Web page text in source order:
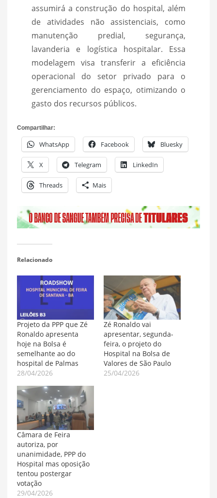
assumirá a construção do hospital, além
de atividades não assistenciais, como
manutenção predial, segurança,
lavanderia e logística hospitalar. Essa
modelagem visa transferir a eficiência
operacional do setor privado para o
gerenciamento do espaço, otimizando o
gasto dos recursos públicos.
Compartilhar:
WhatsApp Facebook Bluesky
X Telegram LinkedIn
Threads Mais
Relacionado
Projeto da PPP que Zé
Ronaldo apresenta
hoje na Bolsa é
semelhante ao do
hospital de Palmas
28/04/2026
Zé Ronaldo vai
apresentar, segunda-
feira, o projeto do
Hospital na Bolsa de
Valores de São Paulo
25/04/2026
Câmara de Feira
autoriza, por
unanimidade, PPP do
Hospital mas oposição
tentou postergar
votação
29/04/2026